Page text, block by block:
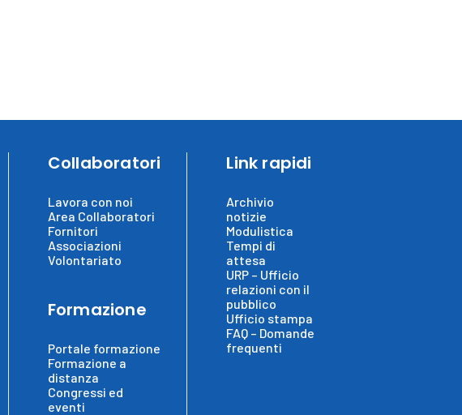
Collaboratori
Lavora con noi
Area Collaboratori
Fornitori
Associazioni
Volontariato
Formazione
Portale formazione
Formazione a
distanza
Congressi ed
eventi
Link rapidi
Archivio
notizie
Modulistica
Tempi di
attesa
URP – Ufficio
relazioni con il
pubblico
Ufficio stampa
FAQ – Domande
frequenti